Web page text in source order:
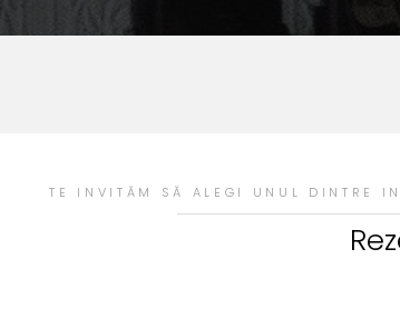
TE INVITĂM SĂ ALEGI UNUL DINTRE